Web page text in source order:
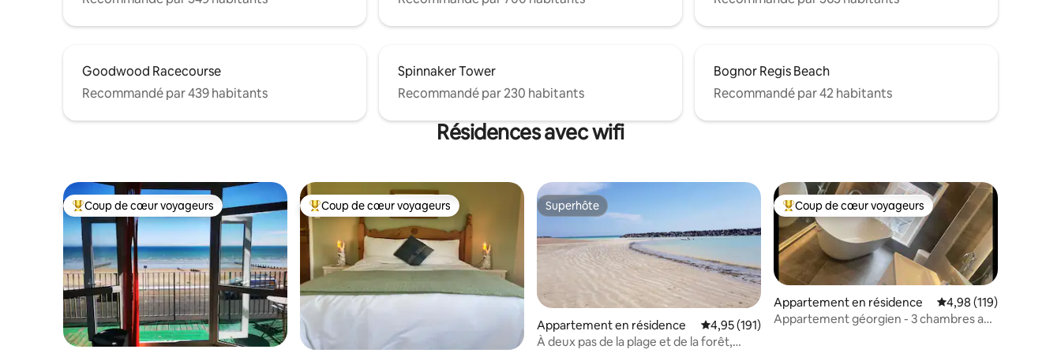
Goodwood Racecourse
Recommandé par 439 habitants
Spinnaker Tower
Recommandé par 230 habitants
Bognor Regis Beach
Recommandé par 42 habitants
Résidences avec wifi
Coups de cœur voyageurs les plus appréciés
Coup de cœur voyageurs Coups de cœur voyageurs les plus appréciés
Coup de cœur voyageurs Superhôte
Superhôte
Appartement en résidence Évaluation moyenne sur la base de 191 commentaires : 4,95 sur 5
4,95 (191)
À deux pas de la plage et de la forêt,
Coups de cœur voyageurs les plus appréciés
Coup de cœur voyageurs
Appartement en résidence Évaluation moyenne
4,98 (119)
Appartement géorgien - 3 chambres au